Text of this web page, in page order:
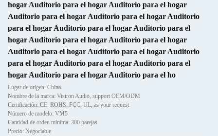
hogar Auditorio para el hogar Auditorio para el hogar
Auditorio para el hogar Auditorio para el hogar Auditorio
para el hogar Auditorio para el hogar Auditorio para el
hogar Auditorio para el hogar Auditorio para el hogar
Auditorio para el hogar Auditorio para el hogar Auditorio
para el hogar Auditorio para el hogar Auditorio para el
hogar Auditorio para el hogar Auditorio para el ho
Lugar de origen: China.
Nombre de la marca: Vistron Audio, support OEM/ODM
Certificación: CE, ROHS, FCC, UL, as your request
Número de modelo: VM5
Cantidad de orden mínima: 300 parejas
Precio: Negociable